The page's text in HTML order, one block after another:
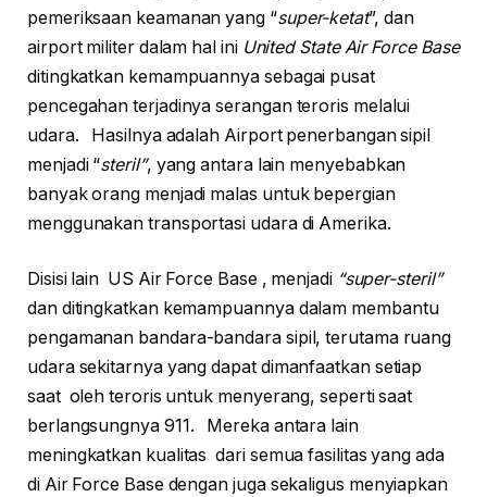
pemeriksaan keamanan yang “super-ketat”, dan
airport militer dalam hal ini United State Air Force Base
ditingkatkan kemampuannya sebagai pusat
pencegahan terjadinya serangan teroris melalui
udara. Hasilnya adalah Airport penerbangan sipil
menjadi “steril”, yang antara lain menyebabkan
banyak orang menjadi malas untuk bepergian
menggunakan transportasi udara di Amerika.
Disisi lain US Air Force Base , menjadi “super-steril”
dan ditingkatkan kemampuannya dalam membantu
pengamanan bandara-bandara sipil, terutama ruang
udara sekitarnya yang dapat dimanfaatkan setiap
saat oleh teroris untuk menyerang, seperti saat
berlangsungnya 911. Mereka antara lain
meningkatkan kualitas dari semua fasilitas yang ada
di Air Force Base dengan juga sekaligus menyiapkan